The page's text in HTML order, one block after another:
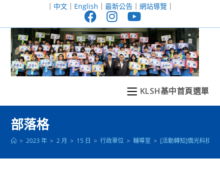
至
｜ 中文｜ English ｜ 最新公告｜ 網站導覽｜
KLSH基中首頁選單
部落格
> 2023 年 > 2 月 > 15 日 > 行政單位 > 輔導室 > [活動轉知]僑光科技大